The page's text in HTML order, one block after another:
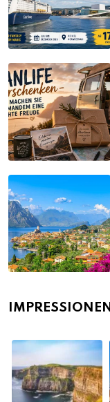
IMPRESSIONEN